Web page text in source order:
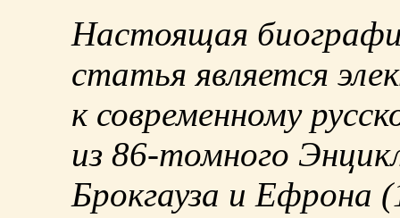
Настоящая
статья является
к современному
из 86-томного
Брокгауза и Ефрона